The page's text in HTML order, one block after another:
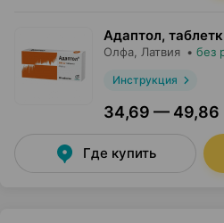
Адаптол,
Олфа , Латвия • без
Инструкция
34,69 — 49,86
Где купить